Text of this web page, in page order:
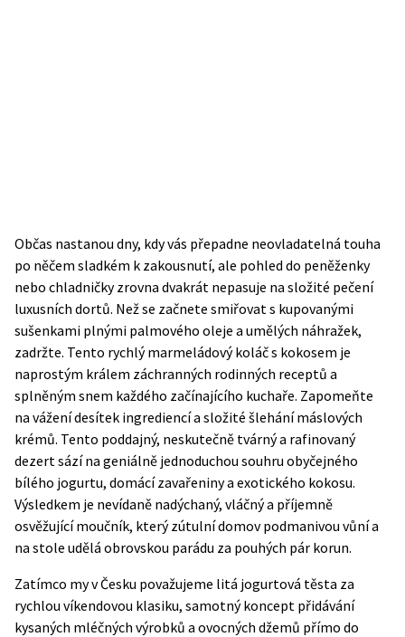
Občas nastanou dny, kdy vás přepadne neovladatelná touha
po něčem sladkém k zakousnutí, ale pohled do peněženky
nebo chladničky zrovna dvakrát nepasuje na složité pečení
luxusních dortů. Než se začnete smiřovat s kupovanými
sušenkami plnými palmového oleje a umělých náhražek,
zadržte. Tento rychlý marmeládový koláč s kokosem je
naprostým králem záchranných rodinných receptů a
splněným snem každého začínajícího kuchaře. Zapomeňte
na vážení desítek ingrediencí a složité šlehání máslových
krémů. Tento poddajný, neskutečně tvárný a rafinovaný
dezert sází na geniálně jednoduchou souhru obyčejného
bílého jogurtu, domácí zavařeniny a exotického kokosu.
Výsledkem je nevídaně nadýchaný, vláčný a příjemně
osvěžující moučník, který zútulní domov podmanivou vůní a
na stole udělá obrovskou parádu za pouhých pár korun.
Zatímco my v Česku považujeme litá jogurtová těsta za
rychlou víkendovou klasiku, samotný koncept přidávání
kysaných mléčných výrobků a ovocných džemů přímo do